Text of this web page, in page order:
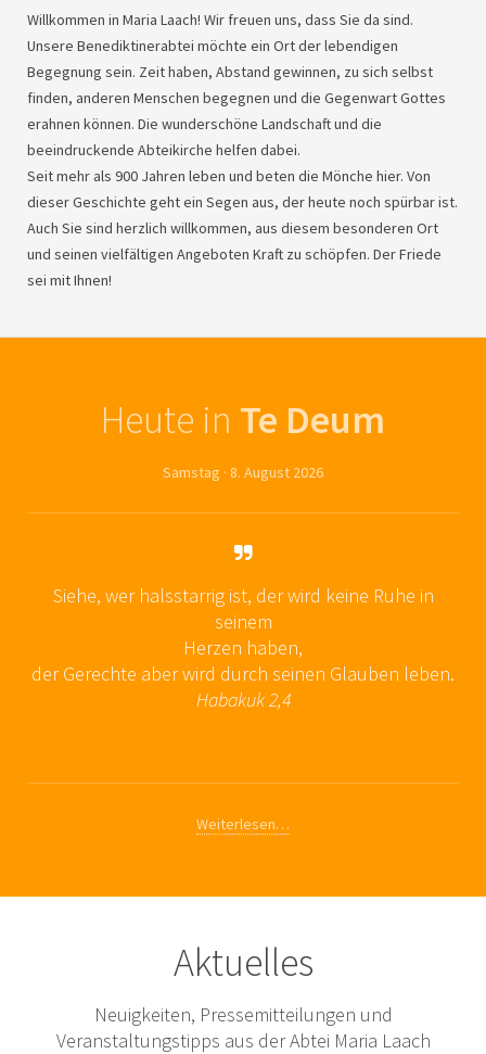
Willkommen in Maria Laach! Wir freuen uns, dass Sie da sind.
Unsere Benediktinerabtei möchte ein Ort der lebendigen
Begegnung sein. Zeit haben, Abstand gewinnen, zu sich selbst
finden, anderen Menschen begegnen und die Gegenwart Gottes
erahnen können. Die wunderschöne Landschaft und die
beeindruckende Abteikirche helfen dabei.
Seit mehr als 900 Jahren leben und beten die Mönche hier. Von
dieser Geschichte geht ein Segen aus, der heute noch spürbar ist.
Auch Sie sind herzlich willkommen, aus diesem besonderen Ort
und seinen vielfältigen Angeboten Kraft zu schöpfen. Der Friede
sei mit Ihnen!
Heute in Te Deum
Samstag · 8. August 2026
Siehe, wer halsstarrig ist, der wird keine Ruhe in
seinem
Herzen haben,
der Gerechte aber wird durch seinen Glauben leben.
Habakuk 2,4
Weiterlesen…
Aktuelles
Neuigkeiten, Pressemitteilungen und
Veranstaltungstipps aus der Abtei Maria Laach